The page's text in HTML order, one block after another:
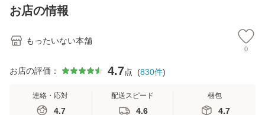
恵 藤本幸三 / 南江
堂 [単行
お店の情報
もったいない本舗
0
お店の評価： 4.7点 (830件)
連絡・応対
4.7
配送スピード
4.6
梱包
4.7